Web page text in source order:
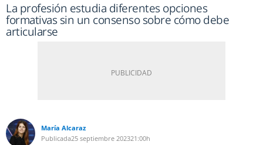
La profesión estudia diferentes opciones
formativas sin un consenso sobre cómo debe
articularse
María Alcaraz
Publicada25 septiembre 202321:00h